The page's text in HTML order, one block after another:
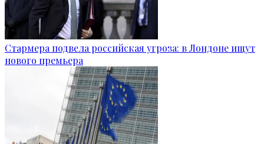
Стармера подвела российская угроза: в Лондоне ищут
нового премьера